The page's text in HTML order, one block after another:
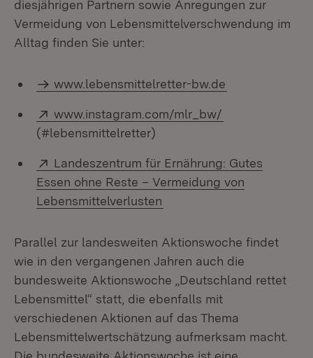
diesjährigen Partnern sowie Anregungen zur
Vermeidung von Lebensmittelverschwendung im
Alltag finden Sie unter:
www.lebensmittelretter-bw.de
Extern:
www.instagram.com/mlr_bw/
(#lebensmittelretter)
Extern:
Landeszentrum für Ernährung: Gutes
Essen ohne Reste – Vermeidung von
Lebensmittelverlusten
Parallel zur landesweiten Aktionswoche findet
wie in den vergangenen Jahren auch die
bundesweite Aktionswoche „Deutschland rettet
Lebensmittel“ statt, die ebenfalls mit
verschiedenen Aktionen auf das Thema
Lebensmittelwertschätzung aufmerksam macht.